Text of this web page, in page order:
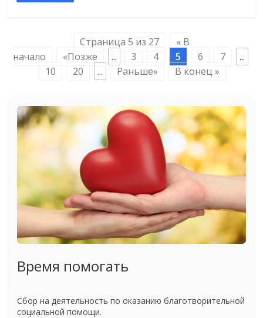
Страница 5 из 27
« В
начало
«Позже ... 3 4 5 6 7
...
10
20 ... Раньше» В конец »
Время помогать
Сбор на деятельность по оказанию благотворительной
социальной помощи.